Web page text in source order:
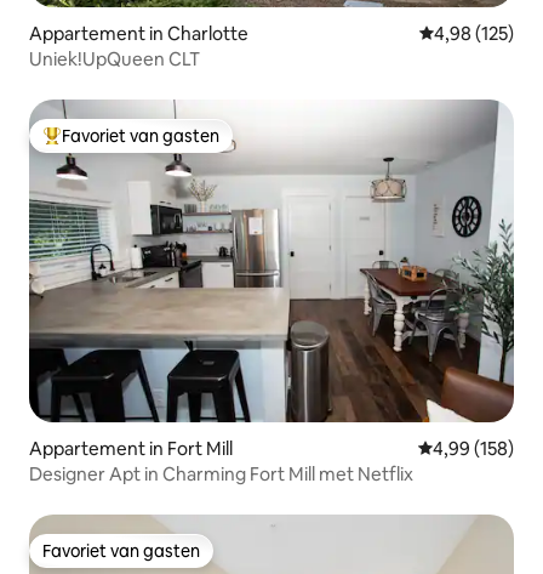
Appartement in Charlotte Gemiddelde
4,98 (125)
Uniek!UpQueen CLT
Topfavoriet van gasten
Favoriet van gasten
Appartement in Fort Mill Gemiddelde
4,99 (158)
Designer Apt in Charming Fort Mill met Netflix
Favoriet van gasten
Favoriet van gasten